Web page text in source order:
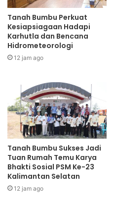
Tanah Bumbu Perkuat
Kesiapsiagaan Hadapi
Karhutla dan Bencana
Hidrometeorologi
12 jam ago
Tanah Bumbu Sukses Jadi
Tuan Rumah Temu Karya
Bhakti Sosial PSM Ke-23
Kalimantan Selatan
12 jam ago